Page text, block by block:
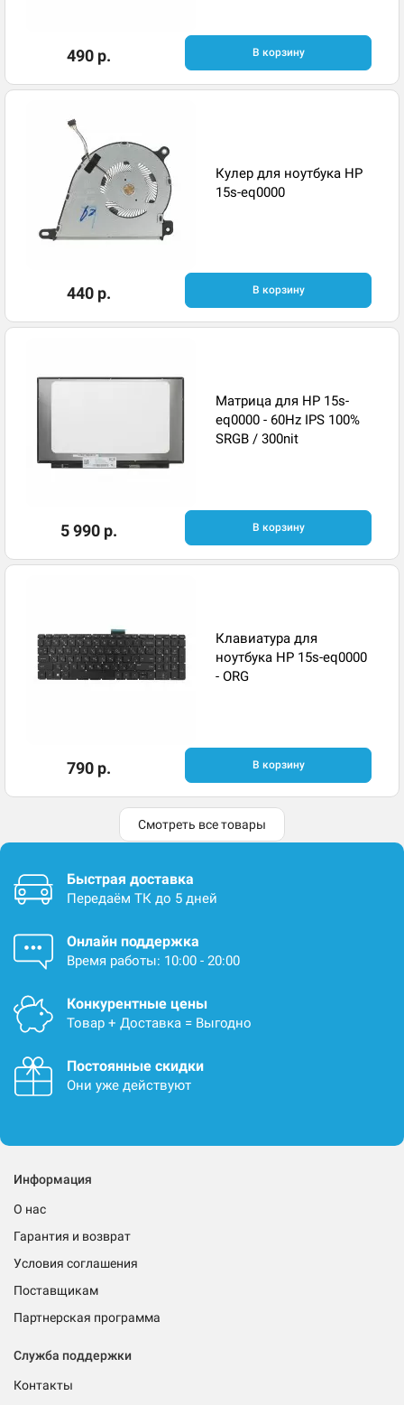
490 р. В корзину
Кулер для ноутбука HP
15s-eq0000
440 р. В корзину
Матрица для HP 15s-
eq0000 - 60Hz IPS 100%
SRGB / 300nit
5 990 р. В корзину
Клавиатура для
ноутбука HP 15s-eq0000
- ORG
790 р. В корзину
Смотреть все товары
Быстрая доставка
Передаём ТК до 5 дней
Онлайн поддержка
Время работы: 10:00 - 20:00
Конкурентные цены
Товар + Доставка = Выгодно
Постоянные скидки
Они уже действуют
Информация
О нас
Гарантия и возврат
Условия соглашения
Поставщикам
Партнерская программа
Служба поддержки
Контакты